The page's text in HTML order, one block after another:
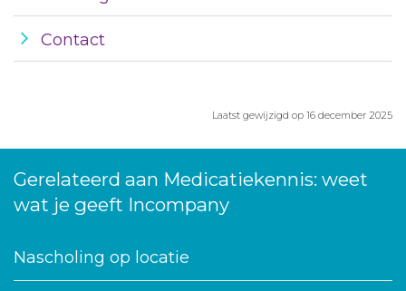
Contact
Laatst gewijzigd op 16 december 2025
Gerelateerd aan Medicatiekennis: weet
wat je geeft Incompany
Nascholing op locatie